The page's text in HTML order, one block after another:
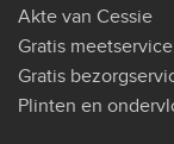
Akte van Cessie
Gratis meetservice
Gratis
Plinten en